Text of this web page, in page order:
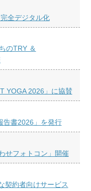
全デジタル化
のTRY ＆
YOGA 2026」に協賛
告書2026」を発行
せフォトコン」開催
契約者向けサービス